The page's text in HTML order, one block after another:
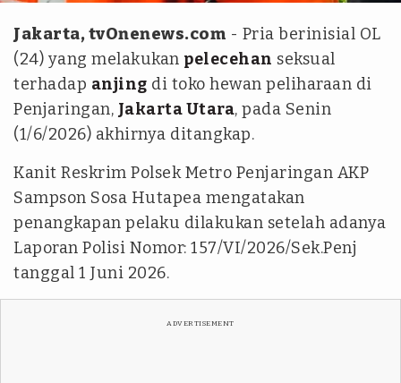
Jakarta, tvOnenews.com - Pria berinisial OL
(24) yang melakukan pelecehan seksual
terhadap anjing di toko hewan peliharaan di
Penjaringan, Jakarta Utara, pada Senin
(1/6/2026) akhirnya ditangkap.
Kanit Reskrim Polsek Metro Penjaringan AKP
Sampson Sosa Hutapea mengatakan
penangkapan pelaku dilakukan setelah adanya
Laporan Polisi Nomor: 157/VI/2026/Sek.Penj
tanggal 1 Juni 2026.
ADVERTISEMENT